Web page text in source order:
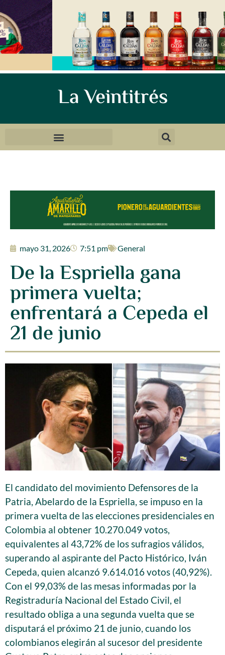
La Veintitrés
mayo 31, 2026 7:51 pm General
De la Espriella gana
primera vuelta;
enfrentará a Cepeda el
21 de junio
El candidato del movimiento Defensores de la
Patria, Abelardo de la Espriella, se impuso en la
primera vuelta de las elecciones presidenciales en
Colombia al obtener 10.270.049 votos,
equivalentes al 43,72% de los sufragios válidos,
superando al aspirante del Pacto Histórico, Iván
Cepeda, quien alcanzó 9.614.016 votos (40,92%).
Con el 99,03% de las mesas informadas por la
Registraduría Nacional del Estado Civil, el
resultado obliga a una segunda vuelta que se
disputará el próximo 21 de junio, cuando los
colombianos elegirán al sucesor del presidente